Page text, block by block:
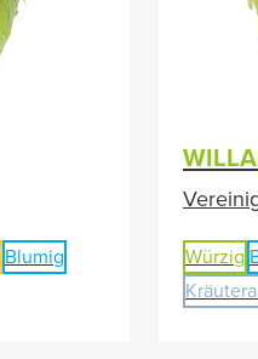
Blumig Würzig